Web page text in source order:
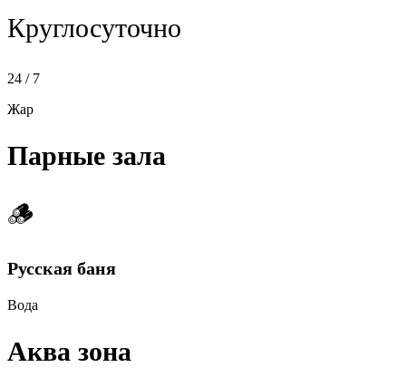
Круглосуточно
24 / 7
Жар
Парные зала
🪵
Русская баня
Вода
Аква зона